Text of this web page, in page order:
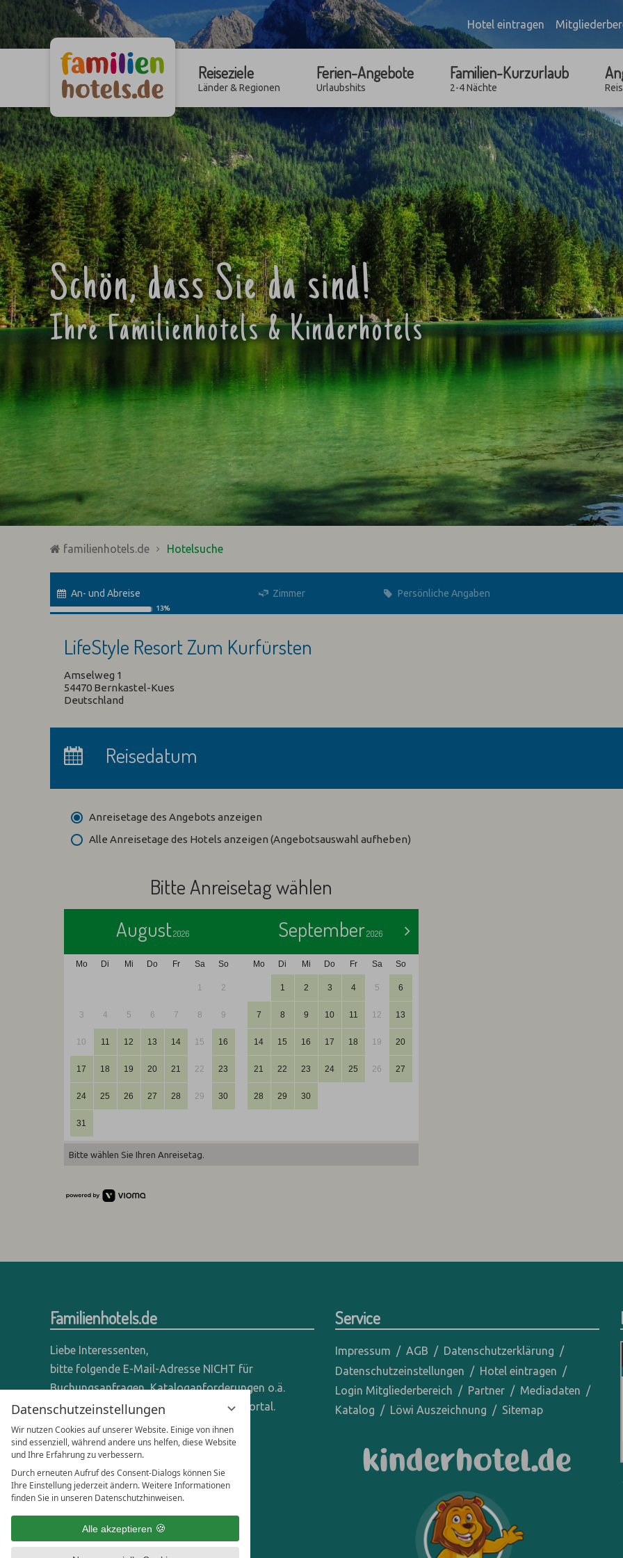
Datenschutzeinstellungen
Wir nutzen Cookies auf unserer Website. Einige von ihnen
sind essenziell, während andere uns helfen, diese Website
und Ihre Erfahrung zu verbessern.
Durch erneuten Aufruf des Consent-Dialogs können Sie
Ihre Einstellung jederzeit ändern. Weitere Informationen
finden Sie in unseren Datenschutzhinweisen.
Alle akzeptieren
Hotel eintragen
Reiseziele
Länder & Regionen
Ferien-Angebote
Urlaubshits
Familien-Kurzurlaub
2-4 Nächte
Schön, dass Sie da sind!
Ihre Familienhotels & Kinderhotels
familienhotels.de Hotelsuche
An- und Abreise Zimmer Persönliche Angaben
13%
LifeStyle Resort Zum Kurfürsten
Amselweg 1
54470 Bernkastel-Kues
Deutschland
Übernachtungen:
Reisedatum
Anreisetage des Angebots anzeigen
Alle Anreisetage des Hotels anzeigen (Angebotsauswahl aufheben)
Bitte Anreisetag wählen
August2026
Mo Di Mi Do Fr Sa So
1 2
3 4 5 6 7 8 9
10 11 12 13 14 15 16
17 18 19 20 21 22 23
24 25 26 27 28 29 30
31
>
September2026
Mo Di Mi Do Fr Sa So
1 2 3 4 5 6
7 8 9 10 11 12 13
14 15 16 17 18 19 20
21 22 23 24 25 26 27
28 29 30
Bitte wählen Sie Ihren Anreisetag.
Familienhotels.de
Liebe Interessenten,
bitte folgende E-Mail-Adresse NICHT für
Buchungsanfragen, Kataloganforderungen o.ä.
verwenden - wir sind ein reines Online-Portal.
Anfragen dieser Art bitte direkt an die
entsprechenden Hotels senden.
Anfragen für Hoteliers & Agenturen:
office@familienhotels.de
Service
Impressum AGB
Datenschutzerklärung
Datenschutzeinstellungen
Hotel eintragen
Login Mitgliederbereich
Partner
Mediadaten
Katalog
Löwi Auszeichnung Sitemap